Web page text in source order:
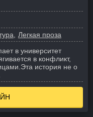
Легкая проза
в университет
в конфликт,
Эта история не о